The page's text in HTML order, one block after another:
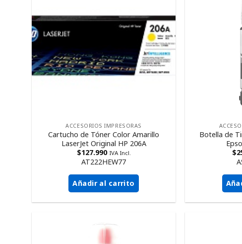
ACCESORIOS IMPRESORAS
Cartucho de Tóner Color Amarillo
LaserJet Original HP 206A
$127.990 IVA Incl.
AT222HEW77
Añadir al carrito
Botella de
$